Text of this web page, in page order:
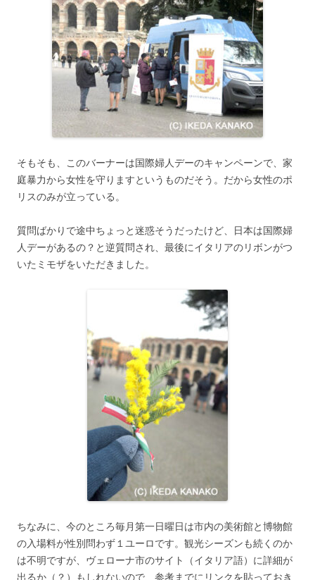
そもそも、このバーナーは国際婦人デーのキャンペーンで、家
庭暴力から女性を守りますというものだそう。だから女性のポ
リスのみが立っている。
質問ばかりで途中ちょっと迷惑そうだったけど、日本は国際婦
人デーがあるの？と逆質問され、最後にイタリアのリボンがつ
いたミモザをいただきました。
ちなみに、今のところ毎月第一日曜日は市内の美術館と博物館
の入場料が性別問わず１ユーロです。観光シーズンも続くのか
は不明ですが、ヴェローナ市のサイト（イタリア語）に詳細が
出るか（？）もしれないので、参考までにリンクを貼っておき